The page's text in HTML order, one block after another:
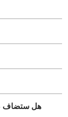
هل ستضاف ضريبة